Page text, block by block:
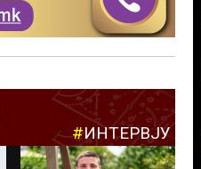
#ИНТЕРВЈУ